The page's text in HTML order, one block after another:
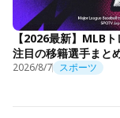
【2026最新】MLB
注目の移籍選手まと
2026/8/7 スポーツ